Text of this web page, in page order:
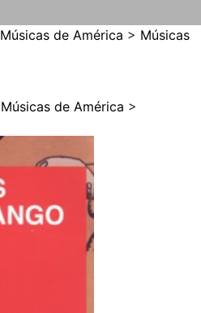
Músicas de América > Músicas
Músicas de América >